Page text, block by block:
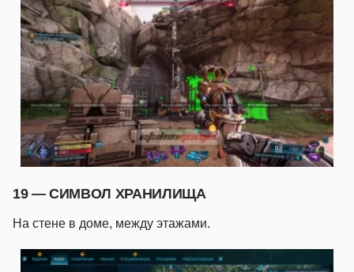
19 — СИМВОЛ ХРАНИЛИЩА
На стене в доме, между этажами.